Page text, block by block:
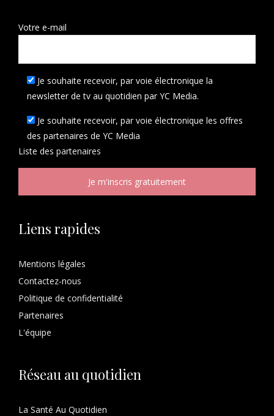
Votre e-mail
Je souhaite recevoir, par voie électronique la
newsletter de tv au quotidien par YC Media.
Je souhaite recevoir, par voie électronique les offres
des partenaires de YC Media
Liste des partenaires
Liens rapides
Mentions légales
Contactez-nous
Politique de confidentialité
Partenaires
L'équipe
Réseau au quotidien
La Santé Au Quotidien